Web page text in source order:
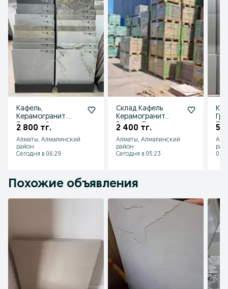
Кафель,
Керамогранит.
Плитки. Оптом
2 800 тг.
Алматы, Алмалинский
район
Сегодня в 06:29
Склад Кафель
Керамогранит
Гранит Плитка
2 400 тг.
Алматы, Алмалинский
район
Сегодня в 05:23
5
06
Похожие объявления